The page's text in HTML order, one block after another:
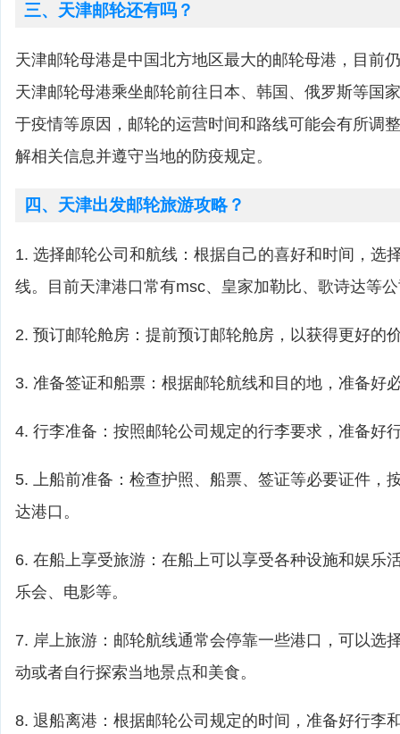
三、天津邮轮还有吗？
天津邮轮母港是中国北方地区最大的邮轮母港，目前
天津邮轮母港乘坐邮轮前往日本、韩国、俄罗斯等国
于疫情等原因，邮轮的运营时间和路线可能会有所调
解相关信息并遵守当地的防疫规定。
四、天津出发邮轮旅游攻略？
1. 选择邮轮公司和航线：根据自己的喜好和时间，选
线。目前天津港口常有msc、皇家加勒比、歌诗达等
2. 预订邮轮舱房：提前预订邮轮舱房，以获得更好的
3. 准备签证和船票：根据邮轮航线和目的地，准备好
4. 行李准备：按照邮轮公司规定的行李要求，准备好
5. 上船前准备：检查护照、船票、签证等必要证件，
达港口。
6. 在船上享受旅游：在船上可以享受各种设施和娱乐
乐会、电影等。
7. 岸上旅游：邮轮航线通常会停靠一些港口，可以选
动或者自行探索当地景点和美食。
8. 退船离港：根据邮轮公司规定的时间，准备好行李